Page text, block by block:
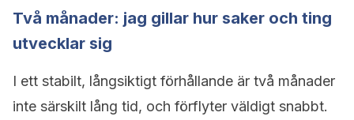
Två månader: jag gillar hur saker och ting
utvecklar sig
I ett stabilt, långsiktigt förhållande är två månader
inte särskilt lång tid, och förflyter väldigt snabbt.